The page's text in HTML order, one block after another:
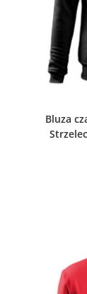
Bluza